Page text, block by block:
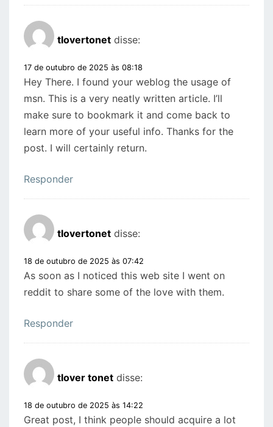
tlovertonet disse:
17 de outubro de 2025 às 08:18
Hey There. I found your weblog the usage of
msn. This is a very neatly written article. I’ll
make sure to bookmark it and come back to
learn more of your useful info. Thanks for the
post. I will certainly return.
Responder
tlovertonet disse:
18 de outubro de 2025 às 07:42
As soon as I noticed this web site I went on
reddit to share some of the love with them.
Responder
tlover tonet disse:
18 de outubro de 2025 às 14:22
Great post, I think people should acquire a lot